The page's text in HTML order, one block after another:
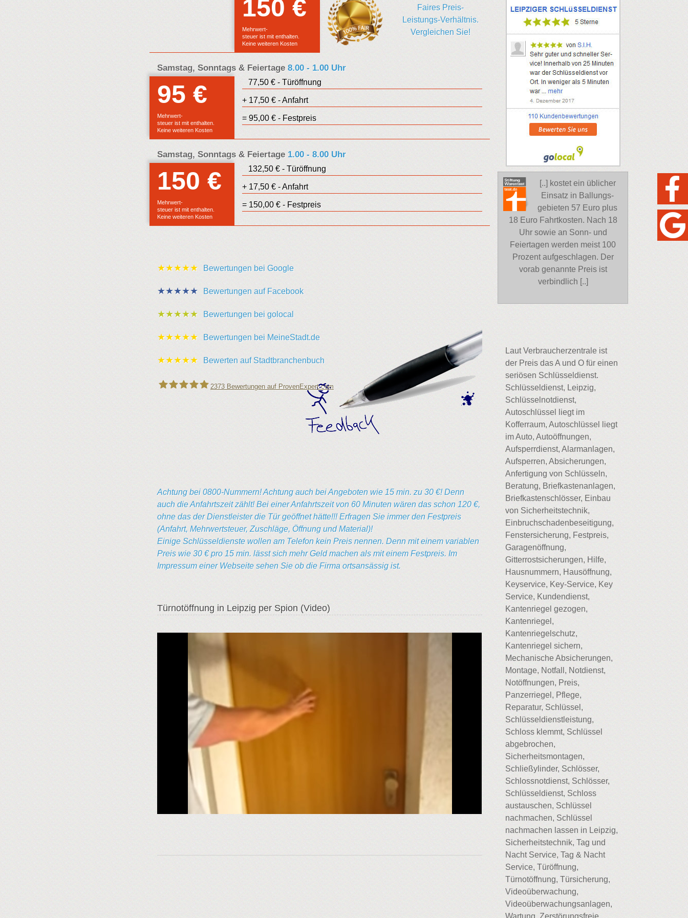
150 € Euro
Festpreis
Mehrwert-
steuer ist mit enthalten.
Keine weiteren Kosten
Faires Preis-
Leistungs-Verhältnis.
Vergleichen Sie!
Samstag, Sonntags & Feiertage 8.00 - 1.00 Uhr
95 € Euro
Festpreis
Mehrwert-
steuer ist mit enthalten.
Keine weiteren Kosten
77,50 € - Türöffnung
+ 17,50 € - Anfahrt
= 95,00 € - Festpreis
Samstag, Sonntags & Feiertage 1.00 - 8.00 Uhr
150 € Euro
Festpreis
Mehrwert-
steuer ist mit enthalten.
Keine weiteren Kosten
132,50 € - Türöffnung
+ 17,50 € - Anfahrt
= 150,00 € - Festpreis
★★★★★ Bewertungen bei Google
★★★★★ Bewertungen auf Facebook
★★★★★ Bewertungen bei golocal
★★★★★ Bewertungen bei MeineStadt.de
★★★★★ Bewerten auf Stadtbranchenbuch
2373 Bewertungen auf ProvenExpert.com
Achtung bei 0800-Nummern! Achtung auch bei Angeboten wie 15 min. zu 30 €! Denn
auch die Anfahrtszeit zählt! Bei einer Anfahrtszeit von 60 Minuten wären das schon 120 €,
ohne das der Dienstleister die Tür geöffnet hätte!!! Erfragen Sie immer den Festpreis
(Anfahrt, Mehrwertsteuer, Zuschläge, Öffnung und Material)!
Einige Schlüsseldienste wollen am Telefon kein Preis nennen. Denn mit einem variablen
Preis wie 30 € pro 15 min. lässt sich mehr Geld machen als mit einem Festpreis. Im
Impressum einer Webseite sehen Sie ob die Firma ortsansässig ist.
Türnotöffnung in Leipzig per Spion (Video)
[..] kostet ein üblicher
Einsatz in Ballungs-
gebieten 57 Euro plus
18 Euro Fahrtkosten. Nach 18
Uhr sowie an Sonn- und
Feiertagen werden meist 100
Prozent aufgeschlagen. Der
vorab genannte Preis ist
verbindlich [..]
Laut Verbraucherzentrale ist
der Preis das A und O für einen
seriösen Schlüsseldienst.
Schlüsseldienst, Leipzig,
Schlüsselnotdienst,
Autoschlüssel liegt im
Kofferraum, Autoschlüssel liegt
im Auto, Autoöffnungen,
Aufsperrdienst, Alarmanlagen,
Aufsperren, Absicherungen,
Anfertigung von Schlüsseln,
Beratung, Briefkastenanlagen,
Briefkastenschlösser, Einbau
von Sicherheitstechnik,
Einbruchschadenbeseitigung,
Fenstersicherung, Festpreis,
Garagenöffnung,
Gitterrostsicherungen, Hilfe,
Hausnummern, Hausöffnung,
Keyservice, Key-Service, Key
Service, Kundendienst,
Kantenriegel gezogen,
Kantenriegel,
Kantenriegelschutz,
Kantenriegel sichern,
Mechanische Absicherungen,
Montage, Notfall, Notdienst,
Notöffnungen, Preis,
Panzerriegel, Pflege,
Reparatur, Schlüssel,
Schlüsseldienstleistung,
Schloss klemmt, Schlüssel
abgebrochen,
Sicherheitsmontagen,
Schließylinder, Schlösser,
Schlossnotdienst, Schlösser,
Schlüsseldienst, Schloss
austauschen, Schlüssel
nachmachen, Schlüssel
nachmachen lassen in Leipzig,
Sicherheitstechnik, Tag und
Nacht Service, Tag & Nacht
Service, Türöffnung,
Türnotöffnung, Türsicherung,
Videoüberwachung,
Videoüberwachungsanlagen,